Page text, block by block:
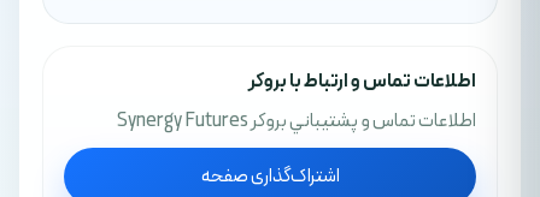
اطلاعات تماس و ارتباط با بروکر
اطلاعات تماس و پشتيباني بروکر Synergy Futures
اشتراک‌گذاری صفحه